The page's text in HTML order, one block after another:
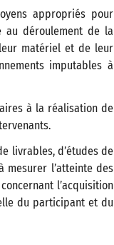
appropriés pour
au déroulement de la
matériel et de leur
imputables à
à la réalisation de
livrables, d’études de
mesurer l’atteinte des
l’acquisition
du participant et du